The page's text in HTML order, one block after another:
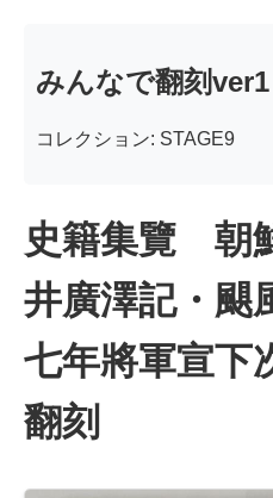
みんなで翻刻ver1
コレクション: STAGE9
史籍集覽 朝
井廣澤記・颶
七年將軍宣
翻刻